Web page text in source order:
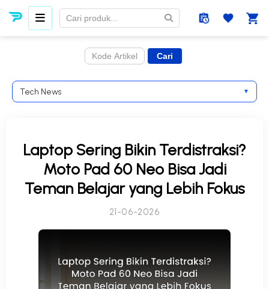
Tech News ▼
Laptop Sering Bikin Terdistraksi?
Moto Pad 60 Neo Bisa Jadi
Teman Belajar yang Lebih Fokus
21-06-2026